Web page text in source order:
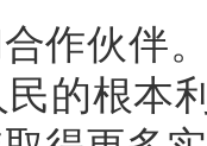
作伙伴
的根本